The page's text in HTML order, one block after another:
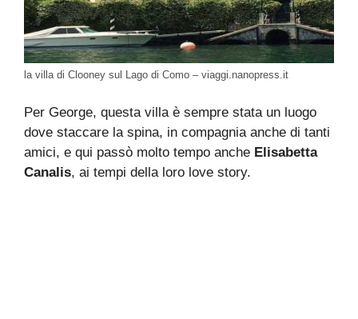
la villa di Clooney sul Lago di Como – viaggi.nanopress.it
Per George, questa villa è sempre stata un luogo
dove staccare la spina, in compagnia anche di tanti
amici, e qui passò molto tempo anche Elisabetta
Canalis, ai tempi della loro love story.